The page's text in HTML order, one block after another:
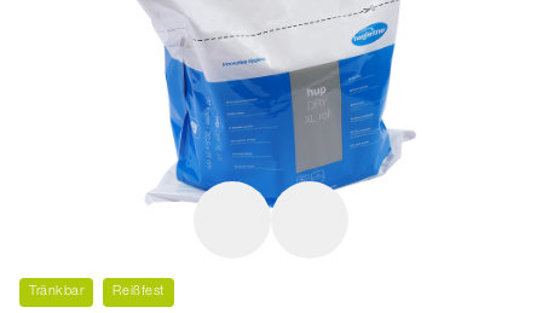
Tränkbar Reißfest